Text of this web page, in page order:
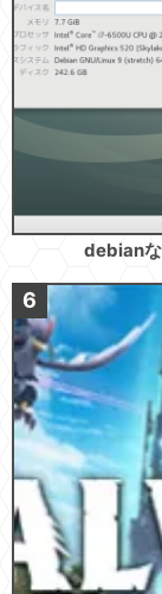
debian